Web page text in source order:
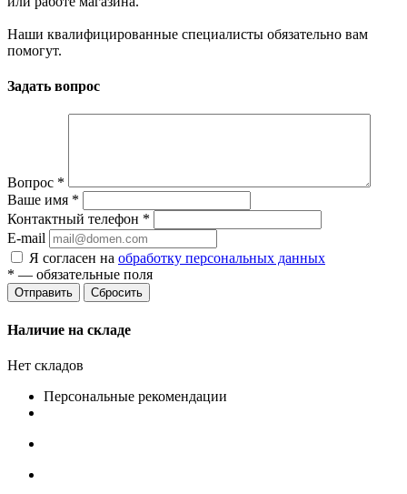
Наши квалифицированные специалисты обязательно вам
помогут.
Задать вопрос
Вопрос *
Ваше имя *
Контактный телефон *
E-mail
Я согласен на обработку персональных данных
* — обязательные поля
Сбросить
Наличие на складе
Нет складов
Персональные рекомендации